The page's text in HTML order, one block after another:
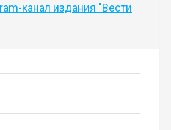
канал издания "Вести